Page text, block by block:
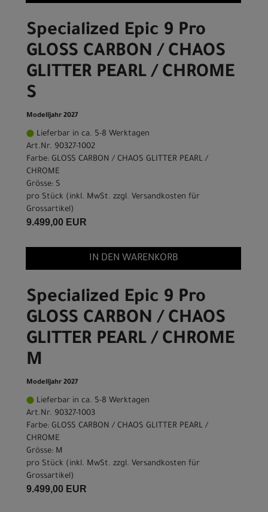
Specialized Epic 9 Pro
GLOSS CARBON / CHAOS
GLITTER PEARL / CHROME
S
Modelljahr 2027
Lieferbar in ca. 5-8 Werktagen
Art.Nr. 90327-1002
Farbe: GLOSS CARBON / CHAOS GLITTER PEARL /
CHROME
Grösse: S
pro Stück (inkl. MwSt. zzgl. Versandkosten für
Grossartikel)
9.499,00 EUR
IN DEN WARENKORB
Specialized Epic 9 Pro
GLOSS CARBON / CHAOS
GLITTER PEARL / CHROME
M
Modelljahr 2027
Lieferbar in ca. 5-8 Werktagen
Art.Nr. 90327-1003
Farbe: GLOSS CARBON / CHAOS GLITTER PEARL /
CHROME
Grösse: M
pro Stück (inkl. MwSt. zzgl. Versandkosten für
Grossartikel)
9.499,00 EUR